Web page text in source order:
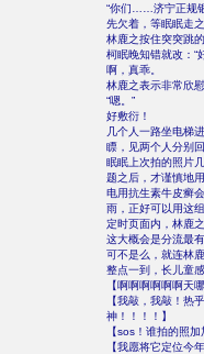
“你们……济宁正规
先欠着，等眠眠走
林鹿之按住突突跳
柯眠晚知错就改：“
啊，真乖。
林鹿之表示非常欣
“嗯。”
好敷衍！
几个人一路坐电梯
瞟，见两个人分别
眠眠上次拍的照片
题之后，才谨慎地
电用抗生素牛皮癣
雨，正好可以用这
定时页面内，林鹿
这大概会是分流最
可不是么，就连林
整点一到，长儿童
【啊啊啊啊啊啊天
【我敲，我敲！热
神！！！！】
【sos！谁拍的照
【我愿将它定位今